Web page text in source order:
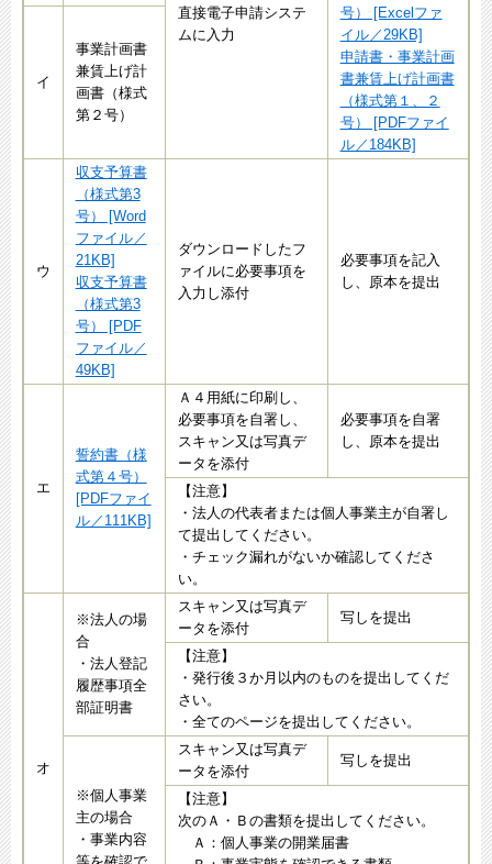
直接電子申請システ
ムに入力
号） [Excelファ
イル／29KB]
申請書・事業計画
書兼賃上げ計画書
（様式第１、２
号） [PDFファイ
ル／184KB]
イ
事業計画書
兼賃上げ計
画書（様式
第２号）
ウ
収支予算書
（様式第3
号） [Word
ファイル／
21KB]
収支予算書
（様式第3
号） [PDF
ファイル／
49KB]
ダウンロードしたフ
ァイルに必要事項を
入力し添付
必要事項を記入
し、原本を提出
エ
誓約書（様
式第４号）
[PDFファイ
ル／111KB]
Ａ４用紙に印刷し、
必要事項を自署し、
スキャン又は写真デ
ータを添付
必要事項を自署
し、原本を提出
【注意】
・法人の代表者または個人事業主が自署し
て提出してください。
・チェック漏れがないか確認してくださ
い。
オ
※法人の場
合
・法人登記
履歴事項全
部証明書
スキャン又は写真デ
ータを添付
写しを提出
【注意】
・発行後３か月以内のものを提出してくだ
さい。
・全てのページを提出してください。
※個人事業
主の場合
・事業内容
スキャン又は写真デ
ータを添付
写しを提出
【注意】
次のＡ・Ｂの書類を提出してください。
Ａ：個人事業の開業届書